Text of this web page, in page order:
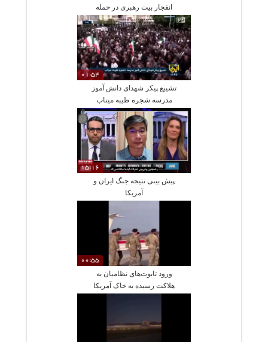
انفجار بیت رهبری در حمله
آمریکا و اسرائیل
01:54
تشییع پیکر شهدای دانش آموز
مدرسه شجره طیبه میناب
15:16
پیش بینی نتیجه جنگ ایران و
آمریکا
00:55
ورود تابوت‌های نظامیان به
هلاکت رسیده به خاک آمریکا